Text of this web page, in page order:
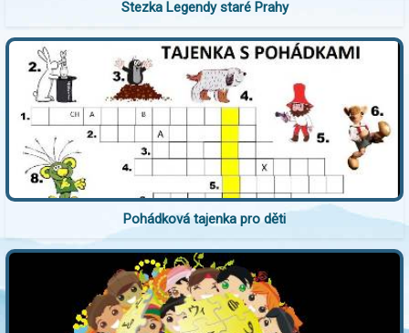
Stezka Legendy staré Prahy
Pohádková tajenka pro děti